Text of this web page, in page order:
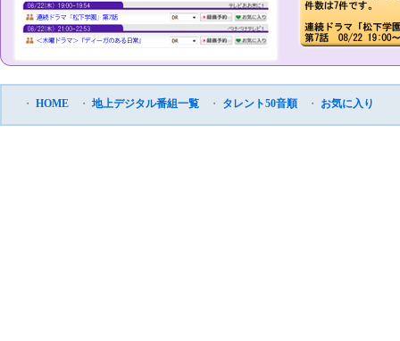
・ HOME ・ 地上デジタル番組一覧 ・ タレント50音順 ・ お気に入り